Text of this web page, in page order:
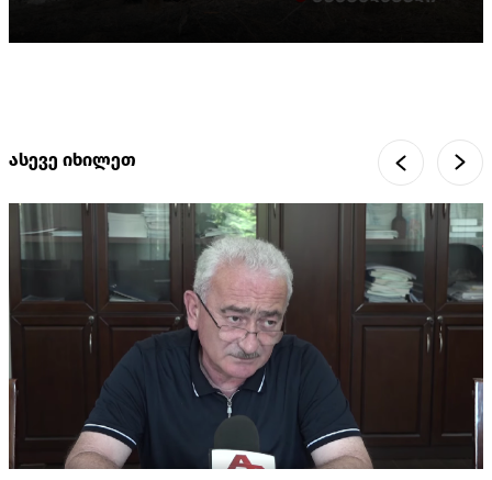
ასევე იხილეთ